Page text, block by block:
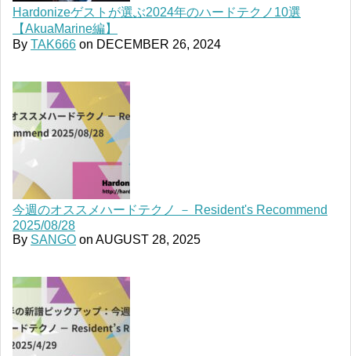
Hardonizeゲストが選ぶ2024年のハードテクノ10選
【AkuaMarine編】
By TAK666 on DECEMBER 26, 2024
今週のオススメハードテクノ － Resident's Recommend
2025/08/28
By SANGO on AUGUST 28, 2025